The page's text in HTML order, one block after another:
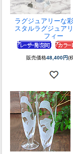
ラグジュアリーな
スタルラグジュア
フィー
販売価格48,400円(